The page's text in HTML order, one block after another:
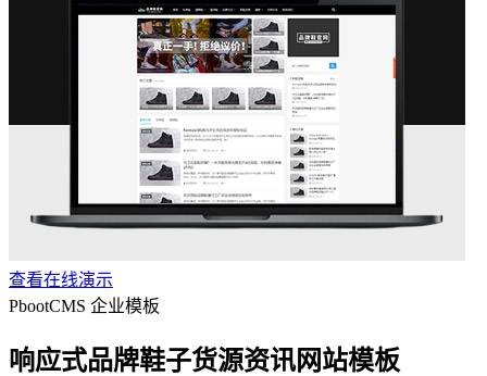
查看在线演示
PbootCMS 企业模板
响应式品牌鞋子货源资讯网站模板